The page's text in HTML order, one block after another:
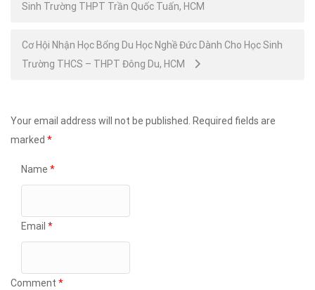
navigation
Sinh Trường THPT Trần Quốc Tuấn, HCM
Cơ Hội Nhận Học Bổng Du Học Nghề Đức Dành Cho Học Sinh
Trường THCS – THPT Đông Du, HCM
Your email address will not be published.
Required fields are
marked *
Name *
Email *
Comment *